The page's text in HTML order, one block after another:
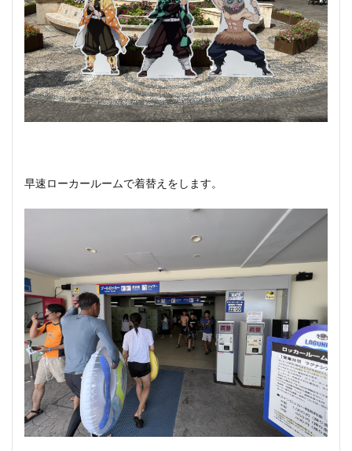
早速ローカールームで着替えをします。